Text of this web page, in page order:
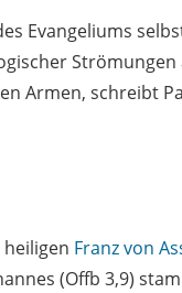
Evangeliums
Strömungen
Armen, schreibt
Franz von
(Offb 3,9)